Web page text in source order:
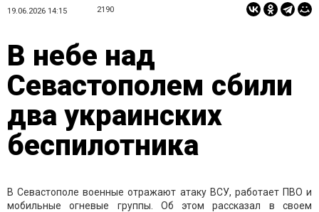
19.06.2026 14:15 2190
В небе над
Севастополем сбили
два украинских
беспилотника
В Севастополе военные отражают атаку ВСУ, работает ПВО и
мобильные огневые группы. Об этом рассказал в своем